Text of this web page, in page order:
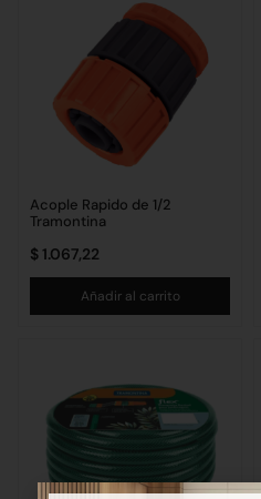
Acople Rapido de 1/2
Tramontina
$ 1.067,22
Añadir al carrito